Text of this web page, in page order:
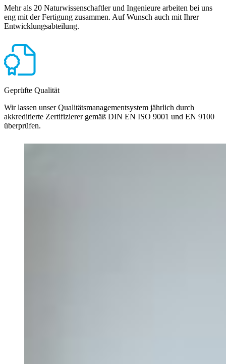
Mehr als 20 Naturwissenschaftler und Ingenieure arbeiten bei uns
eng mit der Fertigung zusammen. Auf Wunsch auch mit Ihrer
Entwicklungsabteilung.
Geprüfte Qualität
Wir lassen unser Qualitätsmanagementsystem jährlich durch
akkreditierte Zertifizierer gemäß DIN EN ISO 9001 und EN 9100
überprüfen.